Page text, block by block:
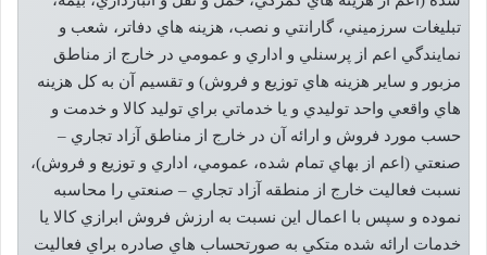
تبليغات سرزميني، گارانتي و نصب، هزينه هاي دفاتر، شعب و
نمايندگي اعم از پرسنلي و اداري و عمومي در خارج از مناطق
مزبور و ساير هزينه هاي توزيع و فروش) و تقسيم آن به کل هزينه
هاي واقعي واحد توليدي و يا خدماتي براي توليد کالا و خدمت و
حسب مورد فروش و ارائه آن در خارج از مناطق آزاد تجاري –
صنعتي (اعم از بهاي تمام شده، عمومي، اداري و توزيع و فروش)،
نسبت فعاليت خارج از منطقه آزاد تجاري – صنعتي را محاسبه
نموده و سپس با اعمال اين نسبت به ارزش فروش ابرازي کالا يا
خدمات ارائه شده متکي به صورتحساب هاي صادره براي فعاليت